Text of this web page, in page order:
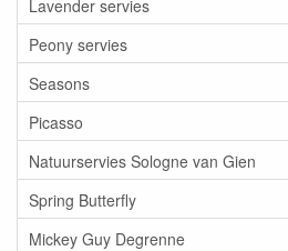
Lavender servies
Peony servies
Seasons
Picasso
Natuurservies Sologne van Gien
Spring Butterfly
Mickey Guy Degrenne